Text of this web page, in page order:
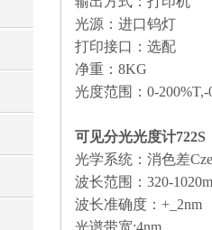
光源：进口钨灯
打印接口：选配
净重：8KG
光度范围：0-200%T,-
可见分光光度计722S
光学系统：消色差
波长范围：320-
波长准确度：+_2nm
光谱带宽:4nm